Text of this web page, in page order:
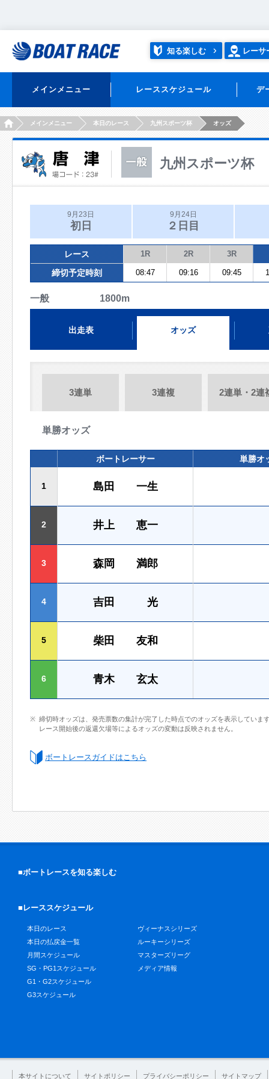
知る楽しむ レーサ
メインメニュー レーススケジュール デ
HOMEメインメニュー 本日のレース 九州スポーツ杯 オッズ
九州スポーツ杯
9月23日
初日
9月24日
２日目
レース 1R 2R 3R
締切予定時刻 08:47 09:16 09:45
一般 1800m
出走表 オッズ
3連単 3連複 2連単・2連
単勝オッズ
ボートレーサー 単勝オ
1 島田 一生
2 井上 恵一
3 森岡 満郎
4 吉田 光
5 柴田 友和
6 青木 玄太
締切時オッズは、発売票数の集計が完了した時点でのオッズを表示していま
レース開始後の返還欠場等によるオッズの変動は反映されません。
ボートレースガイドはこちら
■ボートレースを知る楽しむ
■レーススケジュール
本日のレース
本日の払戻金一覧
月間スケジュール
SG・PG1スケジュール
G1・G2スケジュール
G3スケジュール
ヴィーナスシリーズ
ルーキーシリーズ
マスターズリーグ
メディア情報
本サイトについて サイトポリシー プライバシーポリシー サイトマップ